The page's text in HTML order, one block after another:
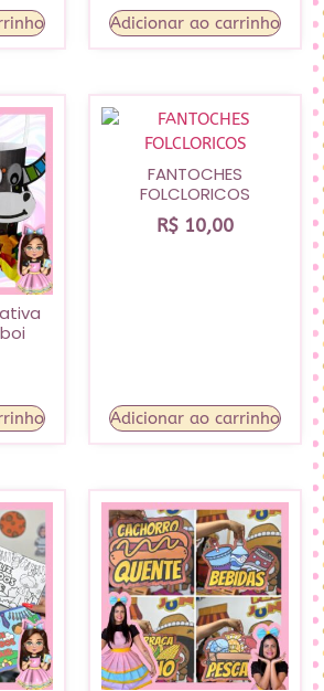
Adicionar ao carrinho
FANTOCHES
FOLCLORICOS
R$ 10,00
Adicionar ao carrinho